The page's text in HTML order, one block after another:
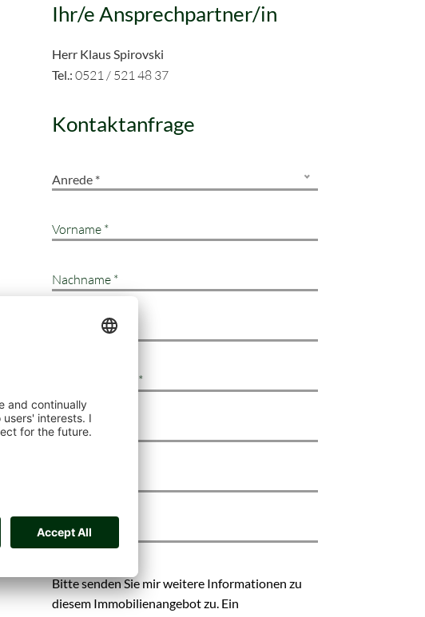
Außen-Provision
Ihr/e Ansprechpartner/in
Herr Klaus Spirovski
Tel.: 0521 / 521 48 37
Kontaktanfrage
Anrede *
Vorname *
Nachname *
Telefonnummer
E-Mail-Adresse *
Straße & Nr.
Ort